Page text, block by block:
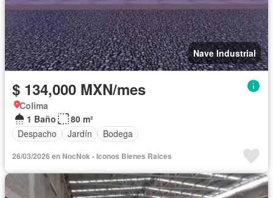
Nave Industrial
$ 134,000 MXN/mes
Colima
1 Baño
80 m²
Despacho
Jardín Bodega
26/03/2026 en NocNok - Iconos Bienes Raices